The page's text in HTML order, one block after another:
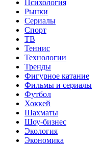
Психология
Рынки
Сериалы
Спорт
ТВ
Теннис
Технологии
Тренды
Фигурное катание
Фильмы и сериалы
Футбол
Хоккей
Шахматы
Шоу-бизнес
Экология
Экономика